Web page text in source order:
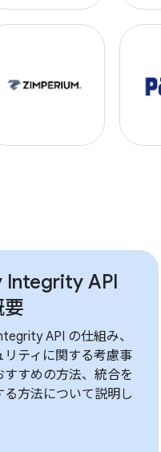
Integrity API
要
API の仕組み、
リティに関する考慮事
すすめの方法、統合を
る方法について説明し